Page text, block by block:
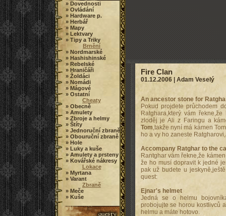
» Dovednosti
» Ovládání
» Hardware p.
» Herbář
» Mapy
» Lektvary
» Tipy a Triky
Brnění
» Nordmarské
» Hashishinské
» Rebelské
» Hraničáři
» Žoldáci
» Nomádi
» Mágové
» Ostatní
Cheaty
» Obecně
» Amulety
» Zbroje a helmy
» Štíty
» Jednoruční zbraně
» Obouruční zbraně
» Hole
» Luky a kuše
» Amulety a prsteny
» Kovářské nákresy
Lokace
» Myrtana
» Varant
Zbraně
» Meče
» Kuše
Fire Clan
01.12.2006 | Adam Veselý
An ancestor stone for
Pokud projdete průchodem
Ratghara,který vám
zloděj je Ali z Faringu a
Tom,takže nyní má kámen
ho a vy ho zaneste
Accompany Ratghar to the
Rantghar vám řekne,že
že ho musí dopravit k jedné
pak už budete u
quest:
Ejnar's helmet
Jedná se o helmu
probojujte se horou kostlivců
helmu a máte hotovo.